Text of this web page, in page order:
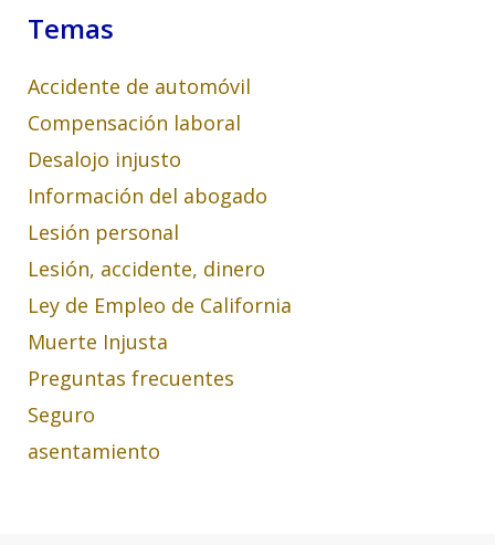
Temas
Accidente de automóvil
Compensación laboral
Desalojo injusto
Información del abogado
Lesión personal
Lesión, accidente, dinero
Ley de Empleo de California
Muerte Injusta
Preguntas frecuentes
Seguro
asentamiento